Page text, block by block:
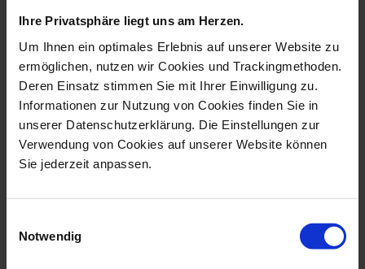
Ihre Privatsphäre liegt uns am Herzen.
Um Ihnen ein optimales Erlebnis auf unserer Website zu
ermöglichen, nutzen wir Cookies und Trackingmethoden.
Deren Einsatz stimmen Sie mit Ihrer Einwilligung zu.
Informationen zur Nutzung von Cookies finden Sie in
unserer Datenschutzerklärung. Die Einstellungen zur
Verwendung von Cookies auf unserer Website können
Sie jederzeit anpassen.
Notwendig
Ring Royal Blossom Basic
Available
Necklace Royal Blossom